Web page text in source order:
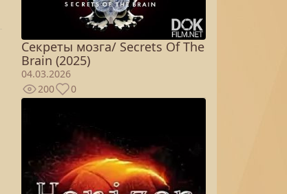
Секреты мозга/ Secrets Of The
Brain (2025)
04.03.2026
200
0